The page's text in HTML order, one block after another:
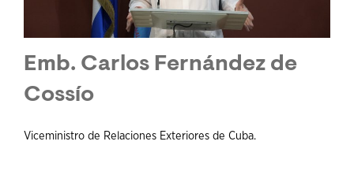
Emb. Carlos Fernández de
Cossío
Viceministro de Relaciones Exteriores de Cuba.